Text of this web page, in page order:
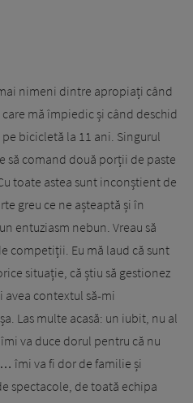
nimeni dintre apropiați când
mă împiedic și când deschid
bicicletă la 11 ani. Singurul
să comand două porții de paste
toate astea sunt inconștient de
greu ce ne așteaptă și în
entuziasm nebun. Vreau să
competiții. Eu mă laud că sunt
situație, că știu să gestionez
avea contextul să-mi
Las multe acasă: un iubit, nu al
va duce dorul pentru că nu
îmi va fi dor de familie și
spectacole, de toată echipa